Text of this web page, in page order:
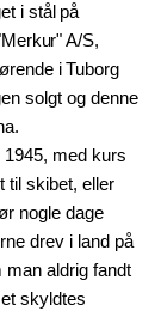
i stål på
A/S,
i Tuborg
solgt og denne
med kurs
til skibet, eller
nogle dage
drev i land på
man aldrig fandt
skyldtes